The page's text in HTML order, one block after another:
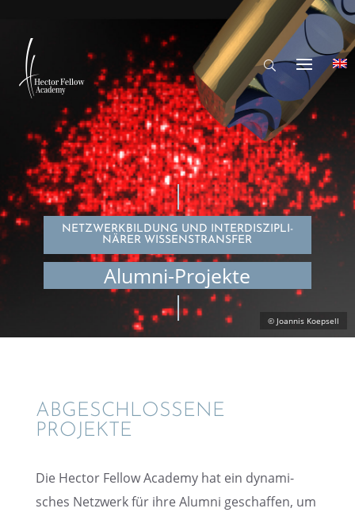
NETZWERK­BIL­DUNG UND INTER­DIS­ZI­PLI­
NÄ­RER WISSENSTRANSFER
Alumni-Projekte
ABGESCHLOS­SENE
PROJEKTE
Die Hector Fellow Academy hat ein dynami­
sches Netzwerk für ihre Alumni geschaf­fen, um